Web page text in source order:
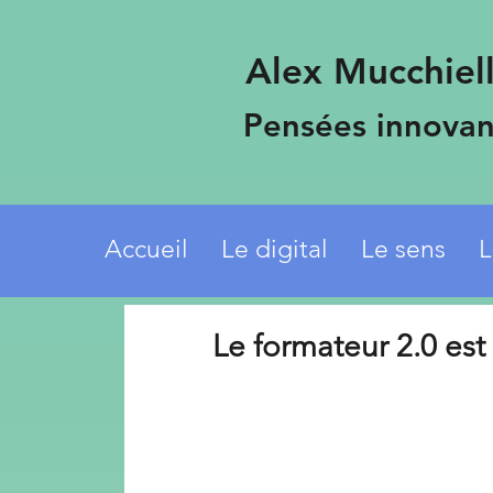
Alex
Pensées
Accueil Le digital Le sens
Le formateur 2.0